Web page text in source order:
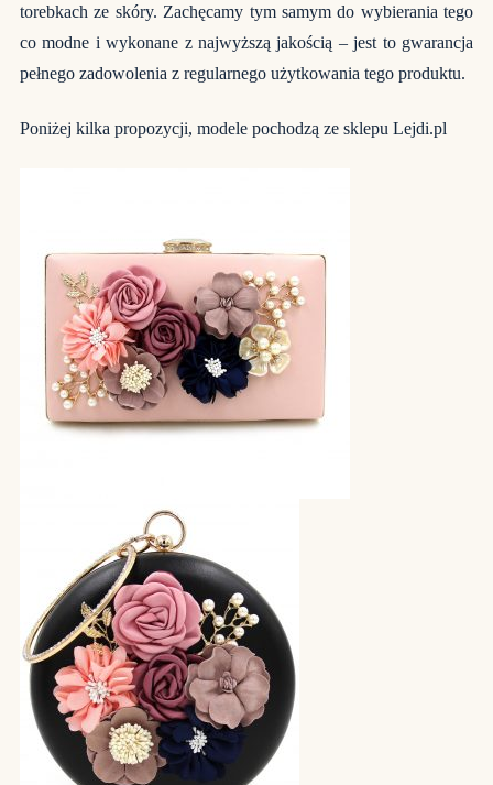
torebkach ze skóry. Zachęcamy tym samym do wybierania tego
co modne i wykonane z najwyższą jakością – jest to gwarancja
pełnego zadowolenia z regularnego użytkowania tego produktu.
Poniżej kilka propozycji, modele pochodzą ze sklepu Lejdi.pl